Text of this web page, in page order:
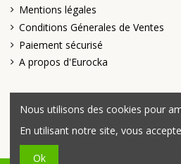
Mentions légales
Conditions Génerales de Ventes
Paiement sécurisé
A propos d'Eurocka
Nous utilisons des cookies pour
En utilisant notre site, vous
Ok